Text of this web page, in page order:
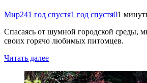
Мир241 год спустя1 год спустя01
Спасаясь от шумной городской среды,
своих горячо любимых питомцев.
Читать далее